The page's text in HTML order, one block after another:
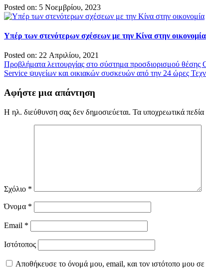
Posted on: 5 Νοεμβρίου, 2023
Υπέρ των στενότερων σχέσεων με την Κίνα στην οικονομία
Posted on: 22 Απριλίου, 2021
Πλοήγηση
άρθρων
Προβλήματα λειτουργίας στο σύστημα προσδιορισμού θέσης
Service ψυγείων και οικιακών συσκευών από την 24 ώρες
Αφήστε μια απάντηση
Η ηλ. διεύθυνση σας δεν δημοσιεύεται. Τα υποχρεωτικά
Σχόλιο *
Όνομα *
Email *
Ιστότοπος
Αποθήκευσε το όνομά μου, email, και τον ιστότοπο μου